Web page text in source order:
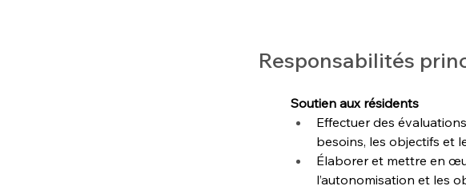
Responsabilités
Soutien aux résidents
Effectuer des
besoins, les objectifs et
Élaborer et mettre en
l’autonomisation et les